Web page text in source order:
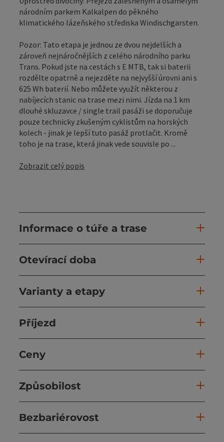
národním parkem Kalkalpen do pěkného
klimatického lázeňského střediska Windischgarsten.
Pozor: Tato etapa je jednou ze dvou nejdelších a
zároveň nejnáročnějších z celého národního parku
Trans. Pokud jste na cestách s E MTB, tak si baterii
rozdělte opatrně a nejezděte na nejvyšší úrovni ani s
625 Wh baterií. Nebo můžete využít některou z
nabíjecích stanic na trase mezi nimi. Jízda na 1 km
dlouhé skluzavce / single trail pasáži se doporučuje
pouze technicky zkušeným cyklistům na horských
kolech - jinak je lepší tuto pasáž protlačit. Kromě
toho je na trase, která jinak vede souvisle po ...
Zobrazit celý popis
Informace o túře a trase
Otevírací doba
Varianty a etapy
Příjezd
Ceny
Způsobilost
Bezbariérovost